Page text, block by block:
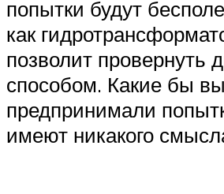
попытки будут
как
позволит провернуть
способом. Какие бы
предпринимали
имеют никакого